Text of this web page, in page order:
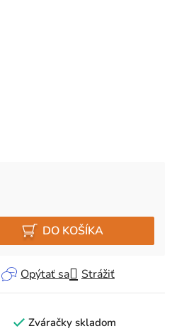
DO KOŠÍKA
Opýtať sa Strážiť
Zváračky skladom